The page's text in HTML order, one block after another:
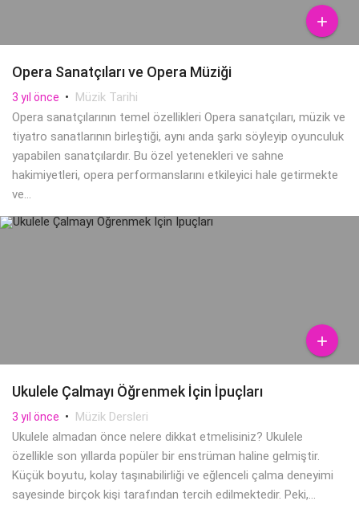

Opera Sanatçıları ve Opera Müziği
3 yıl önce • Müzik Tarihi
Opera sanatçılarının temel özellikleri Opera sanatçıları, müzik ve
tiyatro sanatlarının birleştiği, aynı anda şarkı söyleyip oyunculuk
yapabilen sanatçılardır. Bu özel yetenekleri ve sahne
hakimiyetleri, opera performanslarını etkileyici hale getirmekte
ve...

Ukulele Çalmayı Öğrenmek İçin İpuçları
3 yıl önce • Müzik Dersleri
Ukulele almadan önce nelere dikkat etmelisiniz? Ukulele
özellikle son yıllarda popüler bir enstrüman haline gelmiştir.
Küçük boyutu, kolay taşınabilirliği ve eğlenceli çalma deneyimi
sayesinde birçok kişi tarafından tercih edilmektedir. Peki,...